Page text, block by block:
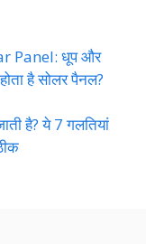
Panel: धूप और
है सोलर पैनल?
है? ये 7 गलतियां